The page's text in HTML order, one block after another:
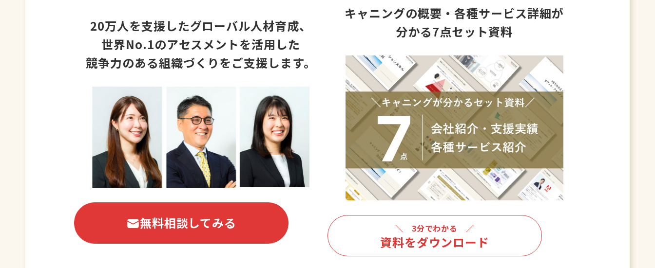
20万人を支援したグローバル人材育成、
世界No.1のアセスメントを活用した
競争力のある組織づくりをご支援します。
無料相談してみる
キャニングの概要・各種サービス詳細が
分かる7点セット資料
＼ 3分でわかる ／
資料をダウンロード